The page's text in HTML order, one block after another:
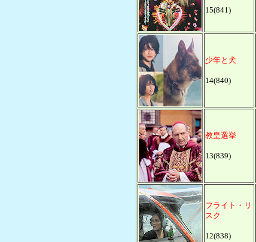
15(841)
少年と犬
14(840)
教皇選挙
13(839)
フライト・リ
スク
12(838)